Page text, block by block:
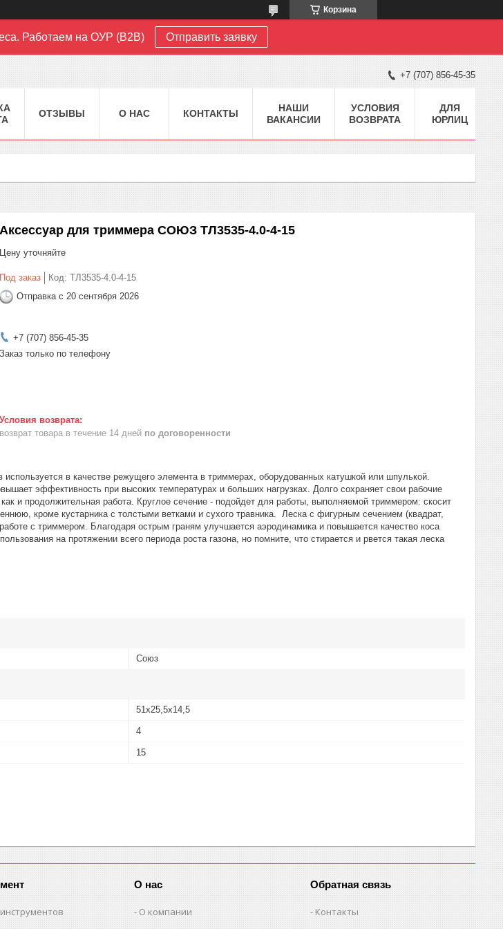
Корзина
Работаем на ОУР (B2B) Отправить заявку
+7 (707) 856-45-35
ОТЗЫВЫ О НАС КОНТАКТЫ
НАШИ
ВАКАНСИИ
УСЛОВИЯ
ВОЗВРАТА
ДЛЯ
ЮРЛИЦ
Аксессуар для триммера СОЮЗ ТЛ3535-4.0-4-15
Цену уточняйте
Под заказ Код: ТЛ3535-4.0-4-15
Отправка с 20 сентября 2026
+7 (707) 856-45-35
Заказ только по телефону
возврат товара в течение 14 дней по договоренности
в качестве режущего элемента в триммерах, оборудованных катушкой или шпулькой.
эффективность при высоких температурах и больших нагрузках. Долго сохраняет свои рабочие
и продолжительная работа. Круглое сечение - подойдет для работы, выполняемой триммером: скосит
кроме кустарника с толстыми ветками и сухого травника. Леска с фигурным сечением (квадрат,
с триммером. Благодаря острым граням улучшается аэродинамика и повышается качество коса
на протяжении всего периода роста газона, но помните, что стирается и рвется такая леска
Союз
51x25,5x14,5
4
15
О нас
О компании
Обратная связь
Контакты